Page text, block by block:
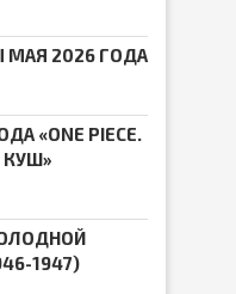
МАЯ 2026 ГОДА
«ONE PIECE.
1947)